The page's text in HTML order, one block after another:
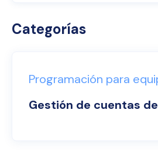
Categorías
Programación para
Gestión de cuentas